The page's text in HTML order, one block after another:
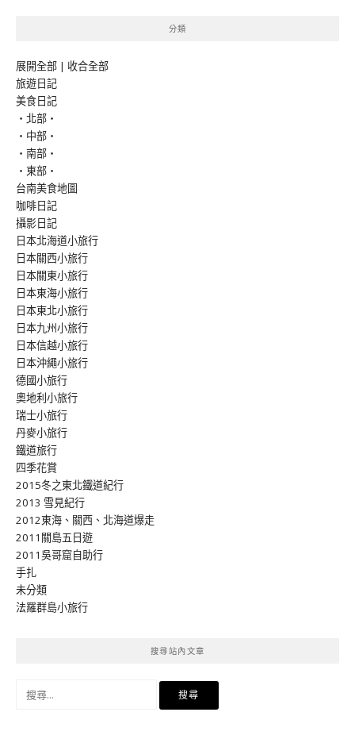
分類
展開全部 | 收合全部
旅遊日記
美食日記
‧北部‧
‧中部‧
‧南部‧
‧東部‧
台南美食地圖
咖啡日記
攝影日記
日本北海道小旅行
日本關西小旅行
日本關東小旅行
日本東海小旅行
日本東北小旅行
日本九州小旅行
日本信越小旅行
日本沖繩小旅行
德國小旅行
奧地利小旅行
瑞士小旅行
丹麥小旅行
鐵道旅行
四季花賞
2015冬之東北鐵道紀行
2013 雪見紀行
2012東海、關西、北海道爆走
2011關島五日遊
2011吳哥窟自助行
手扎
未分類
法羅群島小旅行
搜尋站內文章